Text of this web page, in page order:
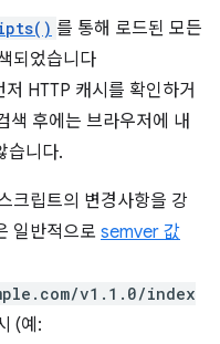
를 통해 로드된 모든
되었습니다
저 HTTP 캐시를 확인하거
색 후에는 브라우저에 내
습니다.
크립트의 변경사항을 강
일반적으로 semver 값
v1.1.0/index
(예: